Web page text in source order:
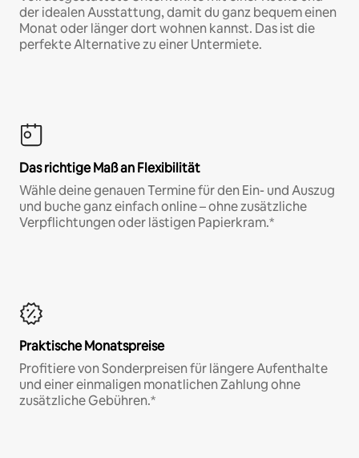
der idealen Ausstattung, damit du ganz bequem einen
Monat oder länger dort wohnen kannst. Das ist die
perfekte Alternative zu einer Untermiete.
Das richtige Maß an Flexibilität
Wähle deine genauen Termine für den Ein- und Auszug
und buche ganz einfach online – ohne zusätzliche
Verpflichtungen oder lästigen Papierkram.*
Praktische Monatspreise
Profitiere von Sonderpreisen für längere Aufenthalte
und einer einmaligen monatlichen Zahlung ohne
zusätzliche Gebühren.*